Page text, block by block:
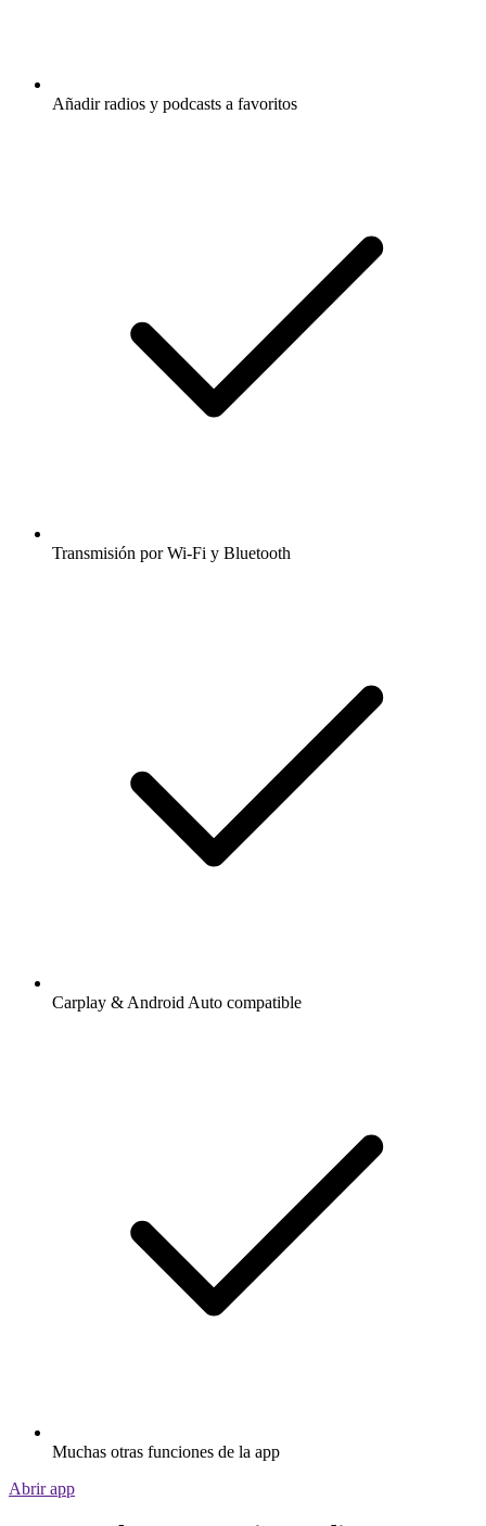
Añadir radios y podcasts a favoritos
Transmisión por Wi-Fi y Bluetooth
Carplay & Android Auto compatible
Muchas otras funciones de la app
Abrir app